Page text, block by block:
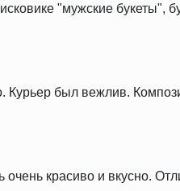
"мужские букеты",
Курьер был вежлив.
очень красиво и вкусно.